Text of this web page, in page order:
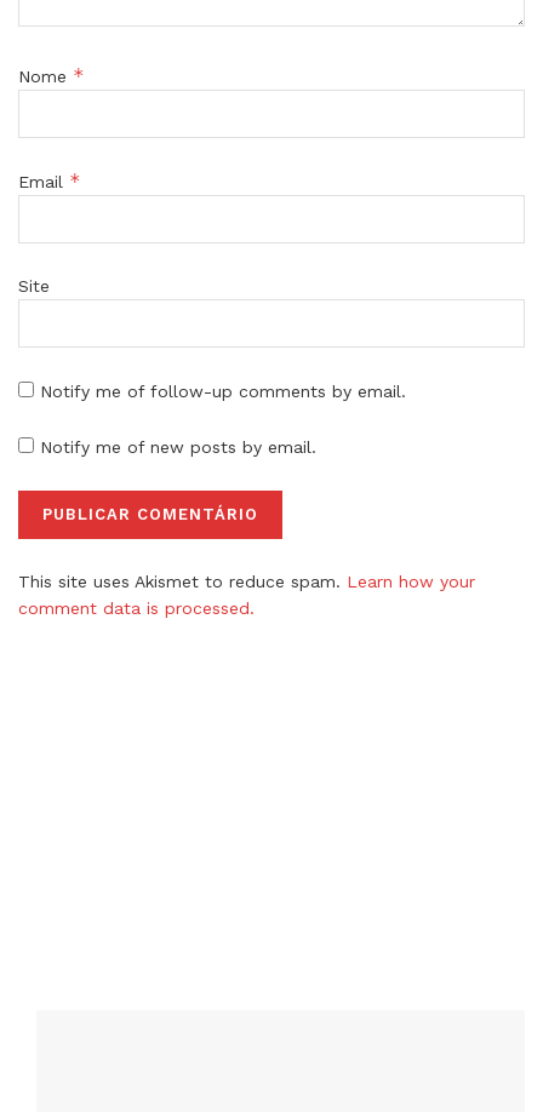
Nome *
Email *
Site
Notify me of follow-up comments by email.
Notify me of new posts by email.
This site uses Akismet to reduce spam. Learn how your
comment data is processed.